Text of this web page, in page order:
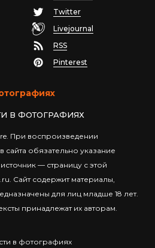
Twitter
Livejournal
RSS
Pinterest
В ФОТОГРАФИЯХ
При воспроизведении
обязательно указание
— страницу с этой
Сайт содержит материалы,
для лиц младше 18 лет.
принадлежат их авторам.
в фотографиях